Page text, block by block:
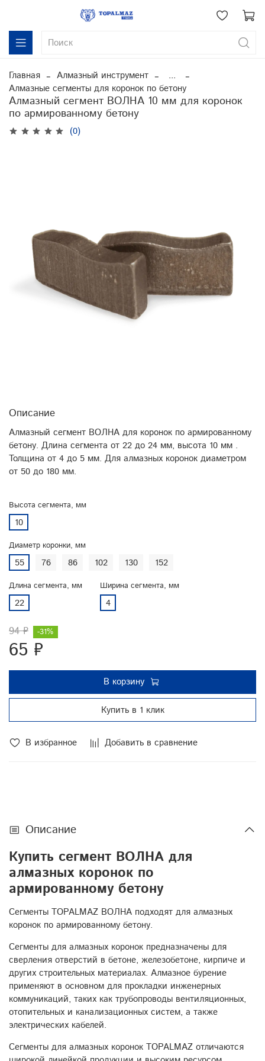
Главная Алмазный инструмент
...
Алмазные сегменты для коронок по бетону
Алмазный сегмент ВОЛНА 10 мм для коронок
по армированному бетону
(0)
В избранное Добавить в сравнение
Высота сегмента, мм
10
Диаметр коронки, мм
55 76 86 102 130 152
Длина сегмента, мм
22
Ширина сегмента, мм
4
Описание
Алмазный сегмент ВОЛНА для коронок по армированному
бетону. Длина сегмента от 22 до 24 мм, высота 10 мм .
Толщина от 4 до 5 мм. Для алмазных коронок диаметром
от 50 до 180 мм.
94 ₽
65 ₽
-31%
В корзину
Купить в 1 клик
Описание
Купить сегмент ВОЛНА для
алмазных коронок по
армированному бетону
Сегменты TOPALMAZ ВОЛНА подходят для алмазных
коронок по армированному бетону.
Сегменты для алмазных коронок предназначены для
сверления отверстий в бетоне, железобетоне, кирпиче и
других строительных материалах. Алмазное бурение
применяют в основном для прокладки инженерных
коммуникаций, таких как трубопроводы вентиляционных,
отопительных и канализационных систем, а также
электрических кабелей.
Сегменты для алмазных коронок TOPALMAZ отличаются